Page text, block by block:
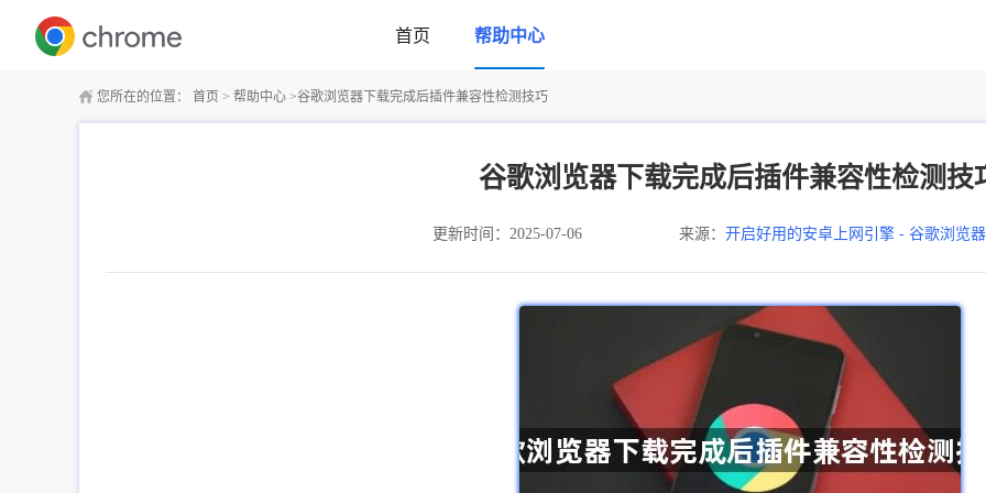
首页 帮助中心
您所在的位置： 首页 > 帮助中心 >谷歌浏览器下载完成后插件兼容性检测技巧
谷歌浏览器下载完成后插件兼容性检测技
更新时间：2025-07-06 来源： 开启好用的安卓上网引擎 - 谷歌浏览